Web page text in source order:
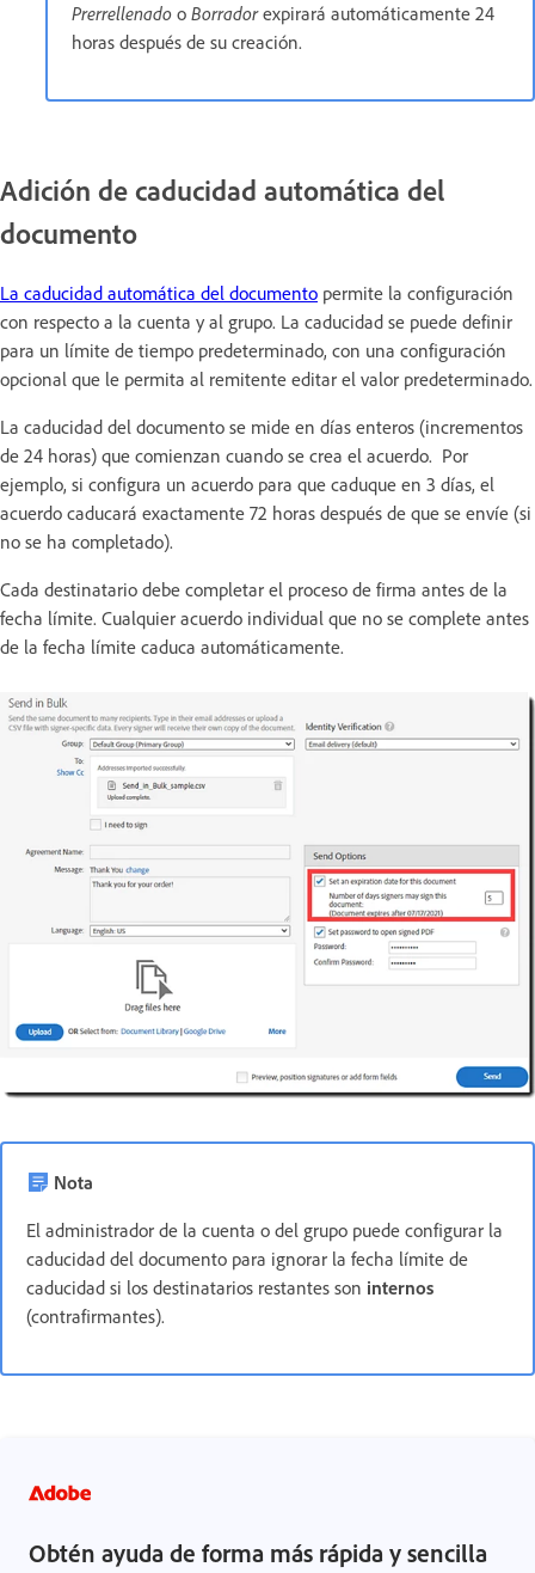
Prerrellenado o Borradorexpirará automáticamente 24
horas después de su creación.
Adición de caducidad automática del
documento
La caducidad automática del documento permite la configuración
con respecto a la cuenta y al grupo. La caducidad se puede definir
para un límite de tiempo predeterminado, con una configuración
opcional que le permita al remitente editar el valor predeterminado.
La caducidad del documento se mide en días enteros (incrementos
de 24 horas) que comienzan cuando se crea el acuerdo. Por
ejemplo, si configura un acuerdo para que caduque en 3 días, el
acuerdo caducará exactamente 72 horas después de que se envíe (si
no se ha completado).
Cada destinatario debe completar el proceso de firma antes de la
fecha límite. Cualquier acuerdo individual que no se complete antes
de la fecha límite caduca automáticamente.
Nota
El administrador de la cuenta o del grupo puede configurar la
caducidad del documento para ignorar la fecha límite de
caducidad si los destinatarios restantes son internos
(contrafirmantes).
Obtén ayuda de forma más rápida y sencilla